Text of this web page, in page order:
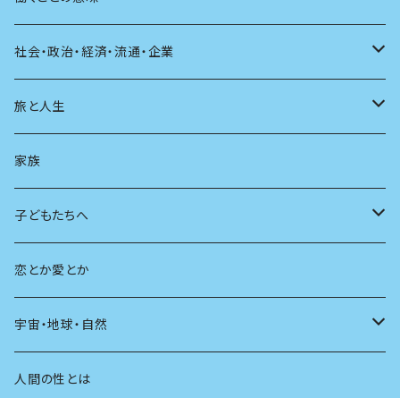
建築
スポーツ
AIと社会
広告
その他
アニメ
日本の芸能
童話
その他
人間関係
健康
育児
日常生活
学ぶ楽しみ
仕事のヒント
社会・政治・経済・流通・企業
過去
現在
未来
旅と人生
旅
人生
家族
子どもたちへ
教育
友達
学校
恋とか愛とか
宇宙・地球・自然
動物
人間の性とは